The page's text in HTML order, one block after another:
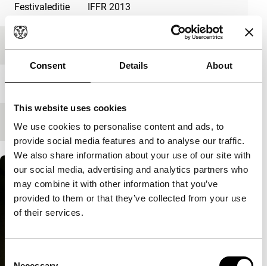
Consent Details About
This website uses cookies
We use cookies to personalise content and ads, to
provide social media features and to analyse our traffic.
We also share information about your use of our site with
our social media, advertising and analytics partners who
may combine it with other information that you’ve
provided to them or that they’ve collected from your use
of their services.
Festivaleditie IFFR 2013
Première status -
Regisseur Larry Sider